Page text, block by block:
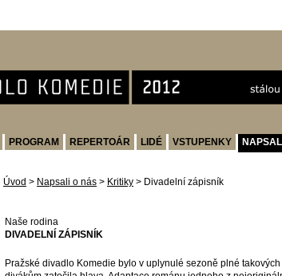
PROGRAM REPERTOÁR LIDÉ VSTUPENKY
Úvod > Napsali o nás > Kritiky > Divadelní zápisník
Naše rodina
DIVADELNÍ ZÁPISNÍK
Pražské divadlo Komedie bylo v uplynulé sezoně plné